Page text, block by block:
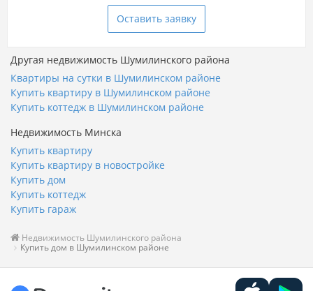
Оставить заявку
Другая недвижимость Шумилинского района
Квартиры на сутки в Шумилинском районе
Купить квартиру в Шумилинском районе
Купить коттедж в Шумилинском районе
Недвижимость Минска
Купить квартиру
Купить квартиру в новостройке
Купить дом
Купить коттедж
Купить гараж
Недвижимость Шумилинского района
Купить дом в Шумилинском районе